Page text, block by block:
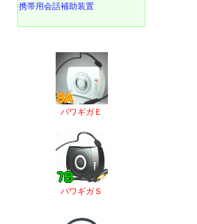
携帯用会話補助装置
パワギガＥ
パワギガＳ